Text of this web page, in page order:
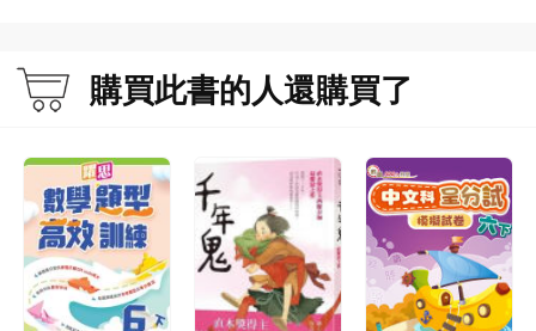
購買此書的人還購買了